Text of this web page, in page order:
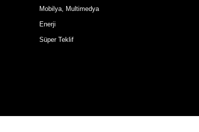
Mobilya, Multimedya
Enerji
Süper Teklif